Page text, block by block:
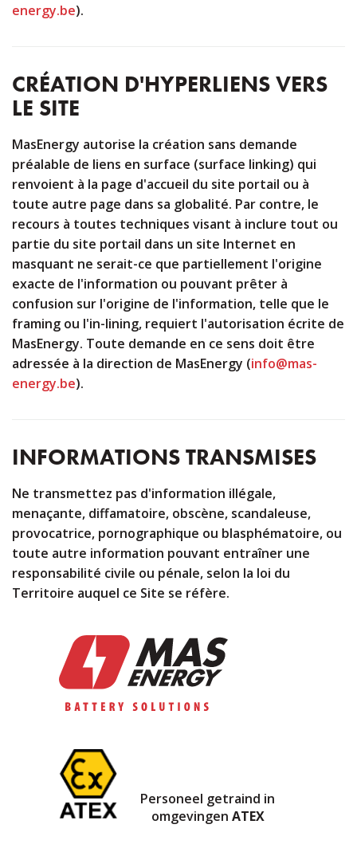
energy.be).
CRÉATION D'HYPERLIENS VERS
LE SITE
MasEnergy autorise la création sans demande
préalable de liens en surface (surface linking) qui
renvoient à la page d'accueil du site portail ou à
toute autre page dans sa globalité. Par contre, le
recours à toutes techniques visant à inclure tout ou
partie du site portail dans un site Internet en
masquant ne serait-ce que partiellement l'origine
exacte de l'information ou pouvant prêter à
confusion sur l'origine de l'information, telle que le
framing ou l'in-lining, requiert l'autorisation écrite de
MasEnergy. Toute demande en ce sens doit être
adressée à la direction de MasEnergy (info@mas-
energy.be).
INFORMATIONS TRANSMISES
Ne transmettez pas d'information illégale,
menaçante, diffamatoire, obscène, scandaleuse,
provocatrice, pornographique ou blasphématoire, ou
toute autre information pouvant entraîner une
responsabilité civile ou pénale, selon la loi du
Territoire auquel ce Site se réfère.
Personeel getraind in
omgevingen ATEX